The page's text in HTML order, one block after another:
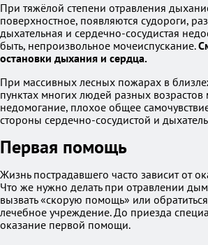
При тяжёлой степени отравления
поверхностное, появляются судороги,
дыхательная и сердечно-сосудистая
быть, непроизвольное мочеиспускание.
остановки дыхания и сердца.
При массивных лесных пожарах в
пунктах многих людей разных возрастов
недомогание, плохое общее
стороны сердечно-сосудистой и
Первая помощь
Жизнь пострадавшего часто зависит от
Что же нужно делать при отравлении
вызвать «скорую помощь» или
лечебное учреждение. До приезда
оказание первой помощи.